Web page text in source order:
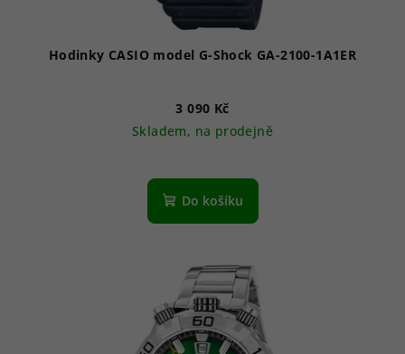
Hodinky CASIO model G-Shock GA-2100-1A1ER
3 090 Kč
Skladem, na prodejně
Do košíku